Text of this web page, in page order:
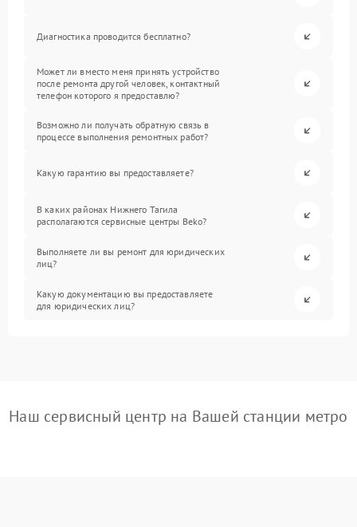
Диагностика проводится бесплатно?
Может ли вместо меня принять устройство
после ремонта другой человек, контактный
телефон которого я предоставлю?
Возможно ли получать обратную связь в
процессе выполнения ремонтных работ?
Какую гарантию вы предоставляете?
В каких районах Нижнего Тагила
располагаются сервисные центры Beko?
Выполняете ли вы ремонт для юридических
лиц?
Какую документацию вы предоставляете
для юридических лиц?
Наш сервисный центр на Вашей станции метро